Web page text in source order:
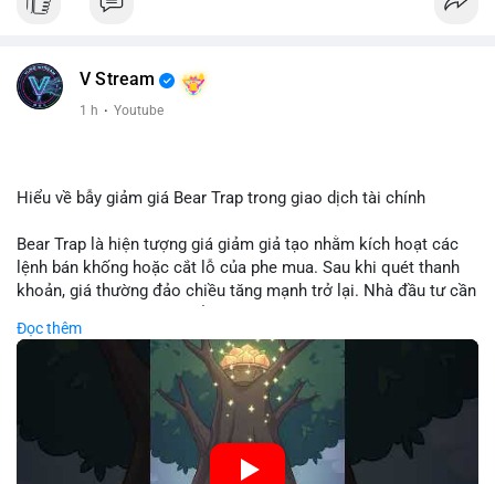
V Stream
1 h · Youtube
Hiểu về bẫy giảm giá Bear Trap trong giao dịch tài chính
Bear Trap là hiện tượng giá giảm giả tạo nhằm kích hoạt các
lệnh bán khống hoặc cắt lỗ của phe mua. Sau khi quét thanh
khoản, giá thường đảo chiều tăng mạnh trở lại. Nhà đầu tư cần
hóa điểm vào lệnh.
🎥 Xem video trực tiếp tại:
Nguồn: Cú Thông Thái
Đọc thêm